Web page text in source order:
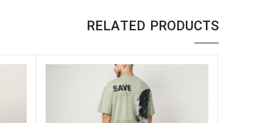
RELATED PRODUCTS